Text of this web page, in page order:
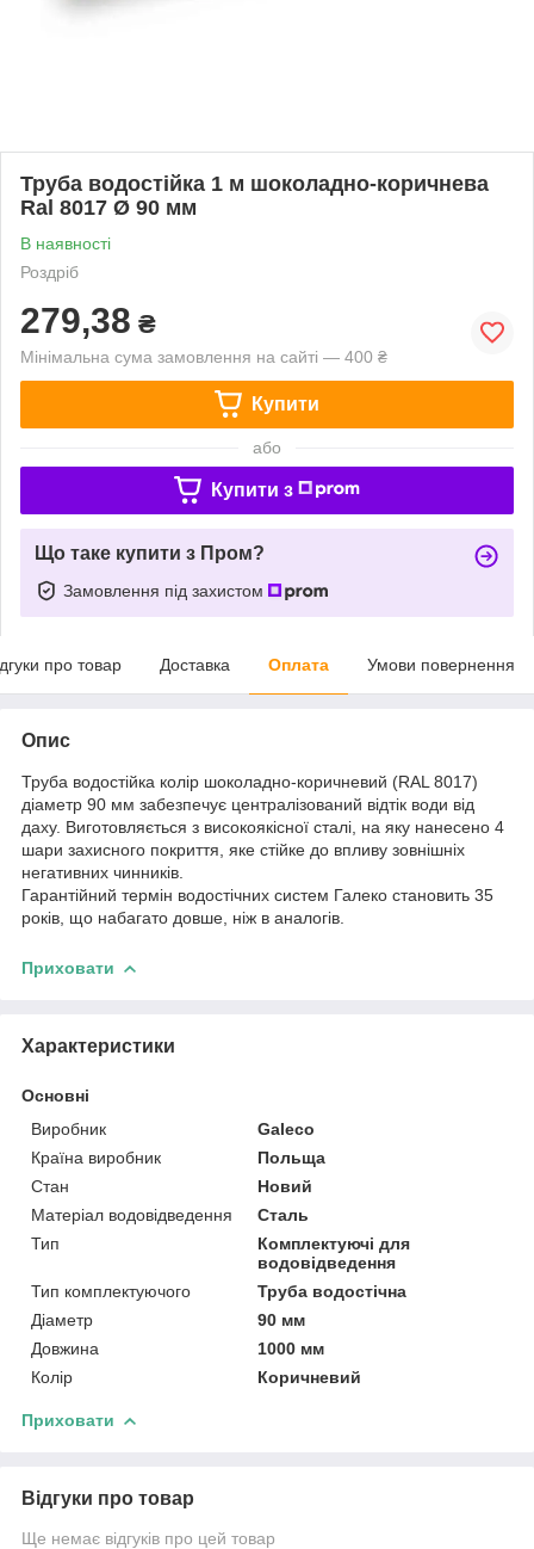
Труба водостійка 1 м шоколадно-коричнева
Ral 8017 Ø 90 мм
В наявності
Роздріб
279,38 ₴
Мінімальна сума замовлення на сайті — 400 ₴
Купити
або
Купити з
Що таке купити з Пром?
Замовлення під захистом
про товар Доставка Оплата Умови повернення
Опис
Труба водостійка колір шоколадно-коричневий (RAL 8017)
діаметр 90 мм забезпечує централізований відтік води від
даху. Виготовляється з високоякісної сталі, на яку нанесено 4
шари захисного покриття, яке стійке до впливу зовнішніх
негативних чинників.
Гарантійний термін водостічних систем Галеко становить 35
років, що набагато довше, ніж в аналогів.
Приховати
Характеристики
Основні
Виробник
Galeco
Країна виробник
Польща
Стан
Новий
Матеріал водовідведення
Сталь
Тип
Комплектуючі для
водовідведення
Тип комплектуючого
Труба водостічна
Діаметр
90 мм
Довжина
1000 мм
Колір
Коричневий
Приховати
Відгуки про товар
Ще немає відгуків про цей товар